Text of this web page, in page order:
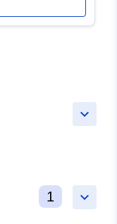
keyboard_arrow_down
keyboard_arrow_down
1